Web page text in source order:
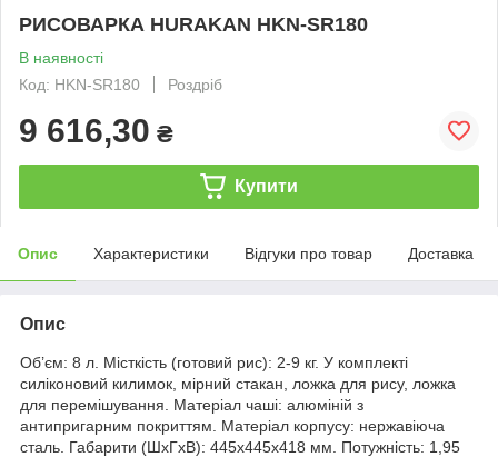
РИСОВАРКА HURAKAN HKN-SR180
В наявності
Код: HKN-SR180
Роздріб
9 616,30 ₴
Купити
Опис Характеристики Відгуки про товар Доставка
Опис
Об’єм: 8 л. Місткість (готовий рис): 2-9 кг. У комплекті
силіконовий килимок, мірний стакан, ложка для рису, ложка
для перемішування. Матеріал чаші: алюміній з
антипригарним покриттям. Матеріал корпусу: нержавіюча
сталь. Габарити (ШхГхВ): 445х445х418 мм. Потужність: 1,95